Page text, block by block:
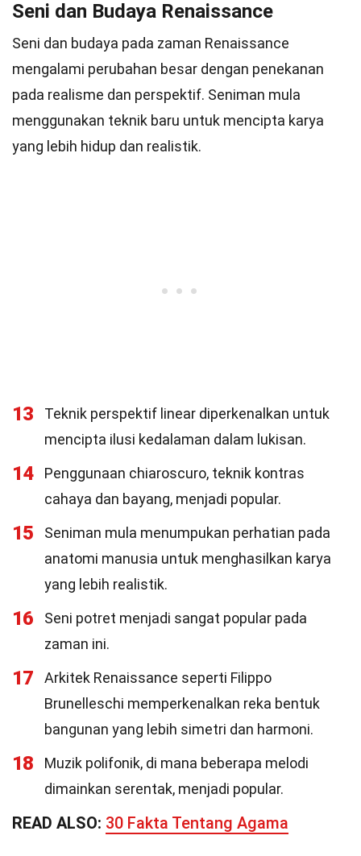
Seni dan Budaya Renaissance
Seni dan budaya pada zaman Renaissance
mengalami perubahan besar dengan penekanan
pada realisme dan perspektif. Seniman mula
menggunakan teknik baru untuk mencipta karya
yang lebih hidup dan realistik.
13
Teknik perspektif linear diperkenalkan untuk
mencipta ilusi kedalaman dalam lukisan.
14
Penggunaan chiaroscuro, teknik kontras
cahaya dan bayang, menjadi popular.
15
Seniman mula menumpukan perhatian pada
anatomi manusia untuk menghasilkan karya
yang lebih realistik.
16
Seni potret menjadi sangat popular pada
zaman ini.
17
Arkitek Renaissance seperti Filippo
Brunelleschi memperkenalkan reka bentuk
bangunan yang lebih simetri dan harmoni.
18
Muzik polifonik, di mana beberapa melodi
dimainkan serentak, menjadi popular.
READ ALSO: 30 Fakta Tentang Agama